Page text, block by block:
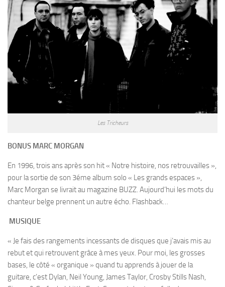
Les Tricheurs
BONUS MARC MORGAN
En 1996, trois ans après son hit « Notre histoire, nos retrouvailles »,
pour la sortie de son 3éme album solo « Les grands espaces »,
Marc Morgan se livrait au magazine BUZZ. Aujourd’hui les mots du
chanteur belge prennent un autre écho. Flashback…
MUSIQUE
« Je fais des rangements incessants de disques que j’avais mis au
rebut et qui retrouvent grâce à mes yeux. Pour moi, les grosses
bases, le côté « organique » quand tu apprends à jouer de la
guitare, c’est Dylan, Neil Young, James Taylor, Crosby Stills Nash,